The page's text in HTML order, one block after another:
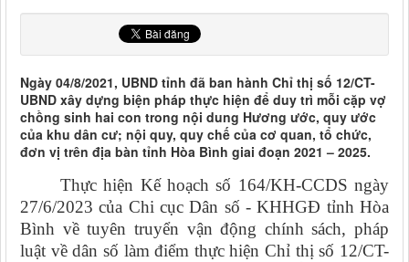
Ngày 04/8/2021, UBND tỉnh đã ban hành Chỉ thị số 12/CT-
UBND xây dựng biện pháp thực hiện để duy trì mỗi cặp vợ
chồng sinh hai con trong nội dung Hương ước, quy ước
của khu dân cư; nội quy, quy chế của cơ quan, tổ chức,
đơn vị trên địa bàn tỉnh Hòa Bình giai đoạn 2021 – 2025.
Thực hiện Kế hoạch số 164/KH-CCDS ngày
27/6/2023 của Chi cục Dân số - KHHGĐ tỉnh Hòa
Bình về tuyên truyển vận động chính sách, pháp
luật về dân số làm điểm thực hiện Chỉ thị số 12/CT-